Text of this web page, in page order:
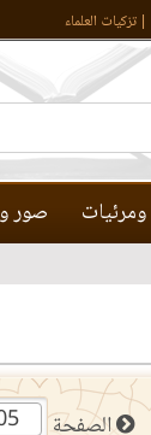
تزكيات العلماء
صور
الصفحة